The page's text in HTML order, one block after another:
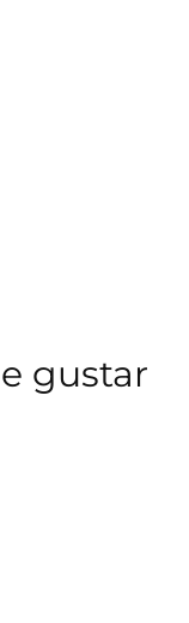
gustar